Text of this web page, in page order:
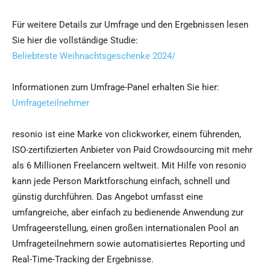
Für weitere Details zur Umfrage und den Ergebnissen lesen
Sie hier die vollständige Studie:
Beliebteste Weihnachtsgeschenke 2024/
Informationen zum Umfrage-Panel erhalten Sie hier:
Umfrageteilnehmer
resonio ist eine Marke von clickworker, einem führenden,
ISO-zertifizierten Anbieter von Paid Crowdsourcing mit mehr
als 6 Millionen Freelancern weltweit. Mit Hilfe von resonio
kann jede Person Marktforschung einfach, schnell und
günstig durchführen. Das Angebot umfasst eine
umfangreiche, aber einfach zu bedienende Anwendung zur
Umfrageerstellung, einen großen internationalen Pool an
Umfrageteilnehmern sowie automatisiertes Reporting und
Real-Time-Tracking der Ergebnisse.